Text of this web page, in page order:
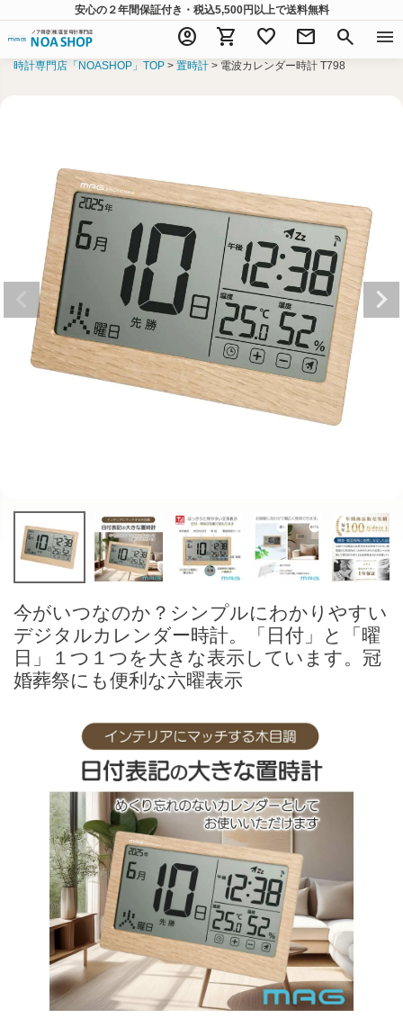
安心の２年間保証付き・税込5,500円以上で送料無料
account_circle shopping_cart favorite mail search menu
時計専門店「NOASHOP」TOP 置時計 電波カレンダー時計 T798
今がいつなのか？シンプルにわかりやすい
デジタルカレンダー時計。「日付」と「曜
日」１つ１つを大きな表示しています。冠
婚葬祭にも便利な六曜表示